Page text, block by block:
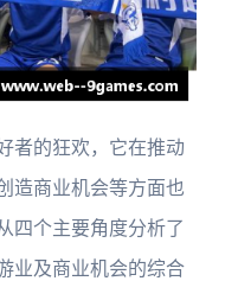
者的狂欢，它在推动
造商业机会等方面也
四个主要角度分析了
业及商业机会的综合